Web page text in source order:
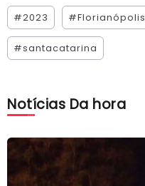
#2023 #Florianópolis
#santacatarina
Notícias Da hora